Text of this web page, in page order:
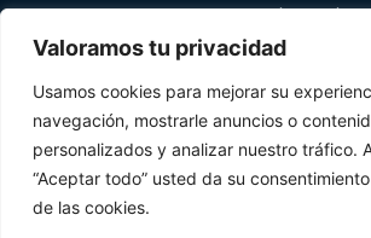
Valoramos tu privacidad
Usamos cookies para mejorar su
navegación, mostrarle anuncios o
personalizados y analizar nuestro tráfico.
“Aceptar todo” usted da su
de las cookies.
Farmacias de guardia
Canal de WhatsApp
Último boletín
info@infosegovia.com